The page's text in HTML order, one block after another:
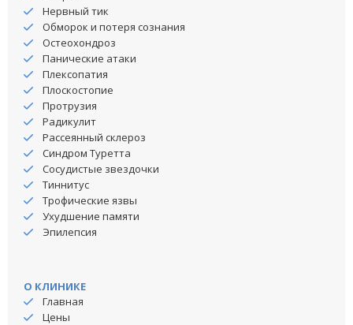
Нервный тик
Обморок и потеря сознания
Остеохондроз
Панические атаки
Плексопатия
Плоскостопие
Протрузия
Радикулит
Рассеянный склероз
Синдром Туретта
Сосудистые звездочки
Тиннитус
Трофические язвы
Ухудшение памяти
Эпилепсия
О КЛИНИКЕ
Главная
Цены